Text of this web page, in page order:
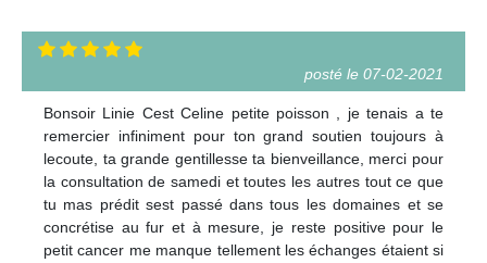
posté le 07-02-2021
Bonsoir Linie Cest Celine petite poisson , je tenais a te
remercier infiniment pour ton grand soutien toujours à
lecoute, ta grande gentillesse ta bienveillance, merci pour
la consultation de samedi et toutes les autres tout ce que
tu mas prédit sest passé dans tous les domaines et se
concrétise au fur et à mesure, je reste positive pour le
petit cancer me manque tellement les échanges étaient si